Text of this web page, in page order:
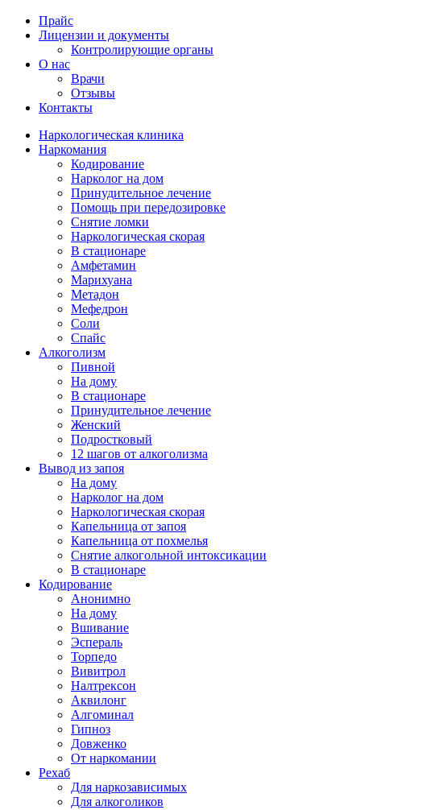
Прайс
Лицензии и документы
Контролирующие органы
О нас
Врачи
Отзывы
Контакты
Наркологическая клиника
Наркомания
Кодирование
Нарколог на дом
Принудительное лечение
Помощь при передозировке
Снятие ломки
Наркологическая скорая
В стационаре
Амфетамин
Марихуана
Метадон
Мефедрон
Соли
Спайс
Алкоголизм
Пивной
На дому
В стационаре
Принудительное лечение
Женский
Подростковый
12 шагов от алкоголизма
Вывод из запоя
На дому
Нарколог на дом
Наркологическая скорая
Капельница от запоя
Капельница от похмелья
Снятие алкогольной интоксикации
В стационаре
Кодирование
Анонимно
На дому
Вшивание
Эспераль
Торпедо
Вивитрол
Налтрексон
Аквилонг
Алгоминал
Гипноз
Довженко
От наркомании
Рехаб
Для наркозависимых
Для алкоголиков